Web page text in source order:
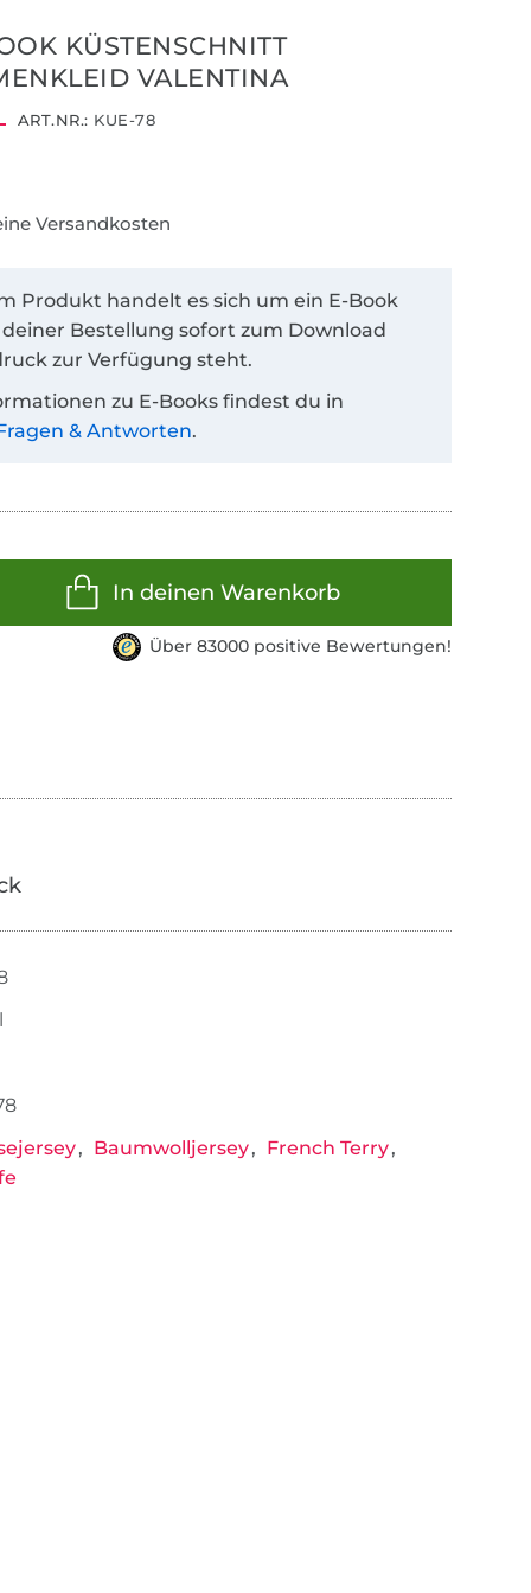
KÜSTENSCHNITT
VALENTINA
ART.NR.: KUE-78
Versandkosten
Produkt handelt es sich um ein E-Book
Bestellung sofort zum Download
zur Verfügung steht.
zu E-Books findest du in
& Antworten.
In deinen Warenkorb
Über 83000 positive Bewertungen!
Baumwolljersey
French Terry